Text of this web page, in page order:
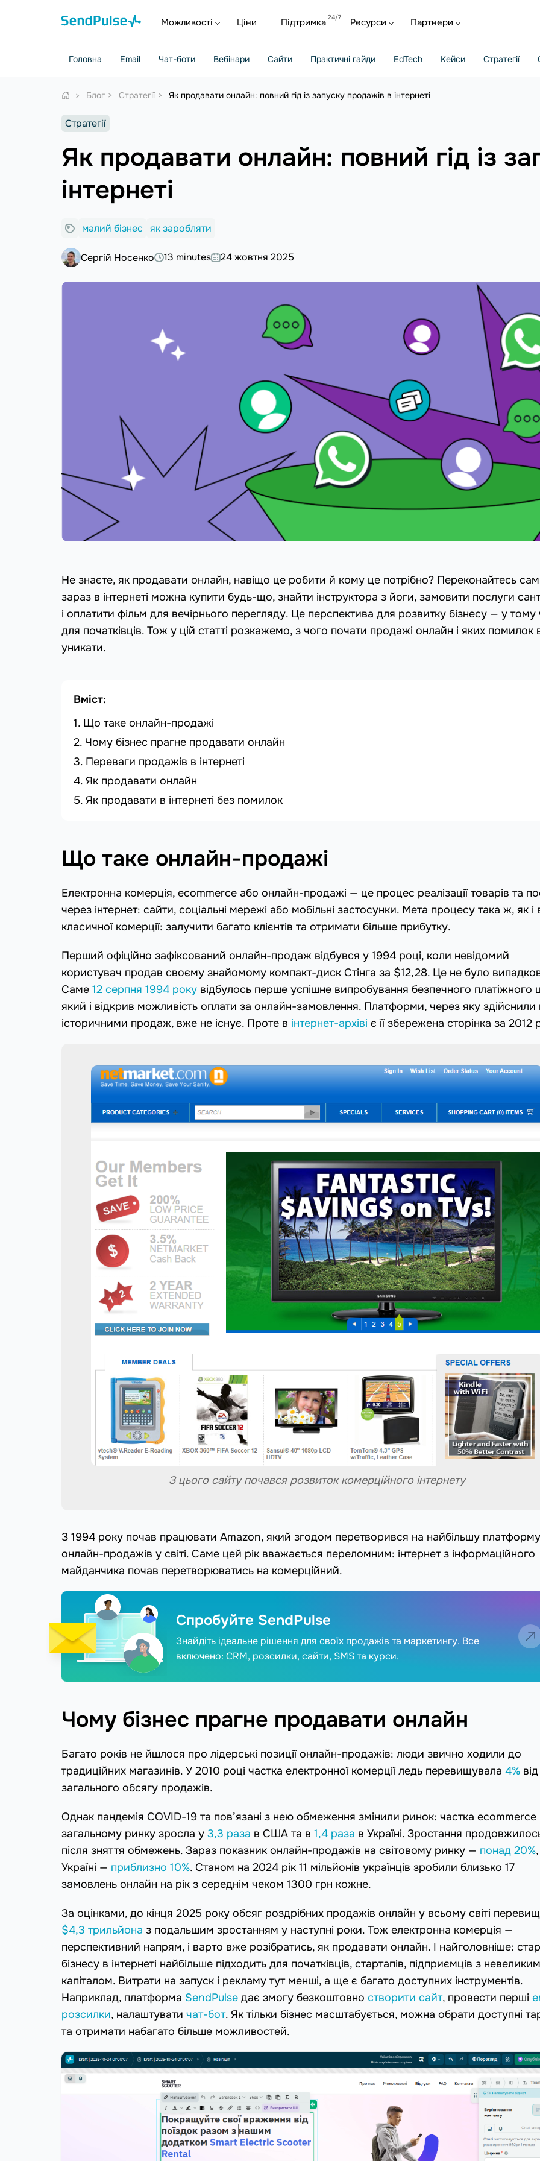
Можливості Ціни Підтримка Ресурси Партнери
Головна Email Чат-боти Вебінари Сайти Практичні гайди EdTech Кейси Стратегії
Блог Стратегії Як продавати онлайн: повний гід із запуску продажів в інтернеті
Стратегії
Як продавати онлайн: повний гід із
інтернеті
малий бізнес як заробляти
Сергій Носенко 13 minutes 24 жовтня 2025
Не знаєте, як продавати онлайн, навіщо це робити й кому це потрібно? Переконайтесь
зараз в інтернеті можна купити будь-що, знайти інструктора з йоги, замовити послуги
і оплатити фільм для вечірнього перегляду. Це перспектива для розвитку бізнесу — у тому
для початківців. Тож у цій статті розкажемо, з чого почати продажі онлайн і яких помилок
уникати.
Вміст:
Що таке онлайн-продажі
Чому бізнес прагне продавати онлайн
Переваги продажів в інтернеті
Як продавати онлайн
Як продавати в інтернеті без помилок
Що таке онлайн-продажі
Електронна комерція, ecommerce або онлайн-продажі — це процес реалізації товарів та
через інтернет: сайти, соціальні мережі або мобільні застосунки. Мета процесу така ж, як і
класичної комерції: залучити багато клієнтів та отримати більше прибутку.
Перший офіційно зафіксований онлайн-продаж відбувся у 1994 році, коли невідомий
користувач продав своєму знайомому компакт-диск Стінга за $12,28. Це не було
Саме 12 серпня 1994 року відбулось перше успішне випробування безпечного платіжного
який і відкрив можливість оплати за онлайн-замовлення. Платформи, через яку здійснили
історичними продаж, вже не існує. Проте в інтернет-архіві є її збережена сторінка за 2012
З цього сайту почався розвиток комерційного інтернету
З 1994 року почав працювати Amazon, який згодом перетворився на найбільшу
онлайн-продажів у світі. Саме цей рік вважається переломним: інтернет з інформаційного
майданчика почав перетворюватись на комерційний.
Спробуйте SendPulse
Знайдіть ідеальне рішення для своїх продажів та маркетингу. Все
включено: CRM, розсилки, сайти, SMS та курси.
Чому бізнес прагне продавати онлайн
Багато років не йшлося про лідерські позиції онлайн-продажів: люди звично ходили до
традиційних магазинів. У 2010 році частка електронної комерції ледь перевищувала 4% від
загального обсягу продажів.
Однак пандемія COVID-19 та пов’язані з нею обмеження змінили ринок: частка ecommerce
загальному ринку зросла у 3,3 раза в США та в 1,4 раза в Україні. Зростання
після зняття обмежень. Зараз показник онлайн-продажів на світовому ринку — понад 20%
Україні — приблизно 10%. Станом на 2024 рік 11 мільйонів українців зробили близько 17
замовлень онлайн на рік з середнім чеком 1300 грн кожне.
За оцінками, до кінця 2025 року обсяг роздрібних продажів онлайн у всьому світі
$4,3 трильйона з подальшим зростанням у наступні роки. Тож електронна комерція —
перспективний напрям, і варто вже розібратись, як продавати онлайн. І найголовніше:
бізнесу в інтернеті найбільше підходить для початківців, стартапів, підприємців з невеликим
капіталом. Витрати на запуск і рекламу тут менші, а ще є багато доступних інструментів.
Наприклад, платформа SendPulse дає змогу безкоштовно створити сайт, провести перші
розсилки, налаштувати чат-бот. Як тільки бізнес масштабується, можна обрати доступні
та отримати набагато більше можливостей.